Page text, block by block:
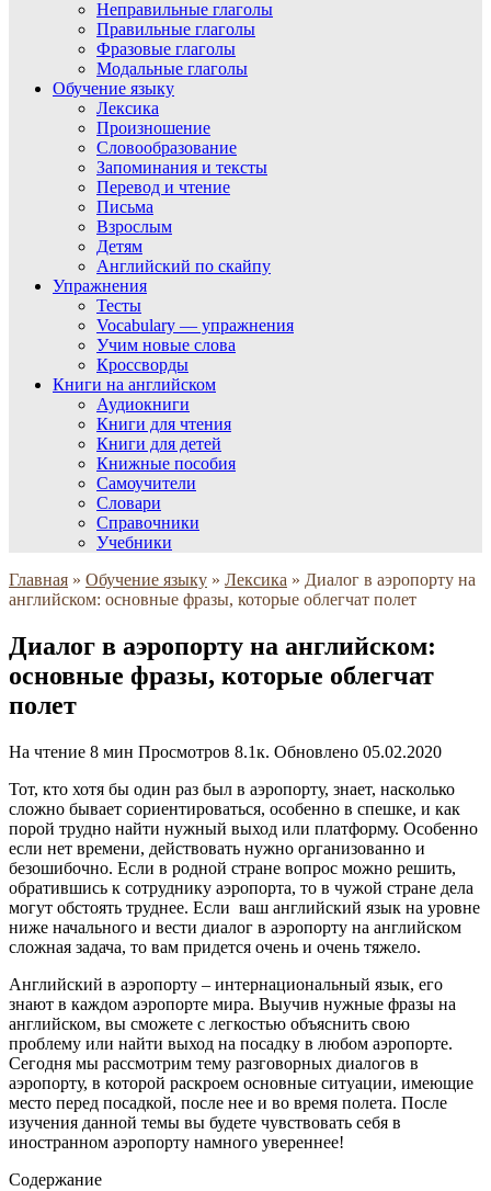
Неправильные глаголы
Правильные глаголы
Фразовые глаголы
Модальные глаголы
Обучение языку
Лексика
Произношение
Словообразование
Запоминания и тексты
Перевод и чтение
Письма
Взрослым
Детям
Английский по скайпу
Упражнения
Тесты
Vocabulary — упражнения
Учим новые слова
Кроссворды
Книги на английском
Аудиокниги
Книги для чтения
Книги для детей
Книжные пособия
Самоучители
Словари
Справочники
Учебники
Главная » Обучение языку » Лексика » Диалог в аэропорту на
английском: основные фразы, которые облегчат полет
Диалог в аэропорту на английском:
основные фразы, которые облегчат
полет
На чтение 8 мин Просмотров 8.1к. Обновлено 05.02.2020
Тот, кто хотя бы один раз был в аэропорту, знает, насколько
сложно бывает сориентироваться, особенно в спешке, и как
порой трудно найти нужный выход или платформу. Особенно
если нет времени, действовать нужно организованно и
безошибочно. Если в родной стране вопрос можно решить,
обратившись к сотруднику аэропорта, то в чужой стране дела
могут обстоять труднее. Если ваш английский язык на уровне
ниже начального и вести диалог в аэропорту на английском
сложная задача, то вам придется очень и очень тяжело.
Английский в аэропорту – интернациональный язык, его
знают в каждом аэропорте мира. Выучив нужные фразы на
английском, вы сможете с легкостью объяснить свою
проблему или найти выход на посадку в любом аэропорте.
Сегодня мы рассмотрим тему разговорных диалогов в
аэропорту, в которой раскроем основные ситуации, имеющие
место перед посадкой, после нее и во время полета. После
изучения данной темы вы будете чувствовать себя в
иностранном аэропорту намного увереннее!
Содержание